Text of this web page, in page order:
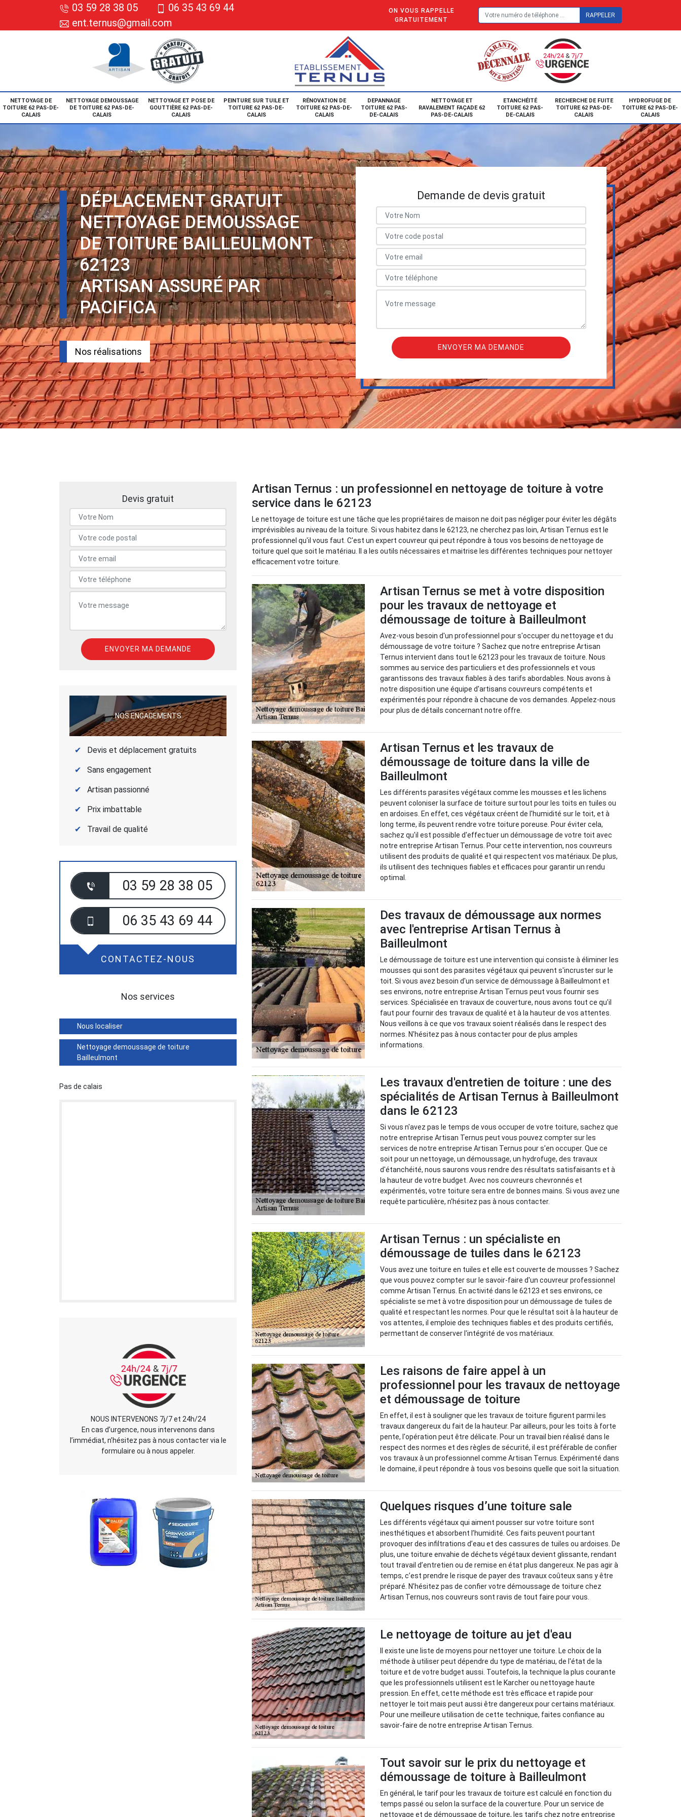
03 59 28 38 05
06 35 43 69 44
ent.ternus@gmail.com
ON VOUS RAPPELLE
GRATUITEMENT
NETTOYAGE DE
TOITURE 62 PAS-DE-
CALAIS
NETTOYAGE DEMOUSSAGE
DE TOITURE 62 PAS-DE-
CALAIS
NETTOYAGE ET POSE DE
GOUTTIÈRE 62 PAS-DE-
CALAIS
PEINTURE SUR TUILE ET
TOITURE 62 PAS-DE-
CALAIS
RÉNOVATION DE
TOITURE 62 PAS-DE-
CALAIS
DEPANNAGE
TOITURE 62 PAS-
DE-CALAIS
NETTOYAGE ET
RAVALEMENT FAÇADE 62
PAS-DE-CALAIS
ETANCHÉITÉ
TOITURE 62 PAS-
DE-CALAIS
RECHERCHE DE FUITE
TOITURE 62 PAS-DE-
CALAIS
HYDROFUGE DE
TOITURE 62 PAS-DE-
CALAIS
DÉPLACEMENT GRATUIT
NETTOYAGE DEMOUSSAGE
DE TOITURE BAILLEULMONT
62123
ARTISAN ASSURÉ PAR
PACIFICA
Nos réalisations
Demande de devis gratuit
Devis gratuit
NOS ENGAGEMENTS
Devis et déplacement gratuits
Sans engagement
Artisan passionné
Prix imbattable
Travail de qualité
03 59 28 38 05
06 35 43 69 44
CONTACTEZ-NOUS
Nos services
Nous localiser
Nettoyage demoussage de toiture
Bailleulmont
Pas de calais
NOUS INTERVENONS 7j/7 et 24h/24
En cas d’urgence, nous intervenons dans
l’immédiat, n’hésitez pas à nous contacter via le
formulaire ou à nous appeler.
Artisan Ternus : un professionnel en nettoyage de toiture à votre
service dans le 62123
Le nettoyage de toiture est une tâche que les propriétaires de maison ne doit pas négliger pour éviter les dégâts
imprévisibles au niveau de la toiture. Si vous habitez dans le 62123, ne cherchez pas loin, Artisan Ternus est le
professionnel qu'il vous faut. C'est un expert couvreur qui peut répondre à tous vos besoins de nettoyage de
toiture quel que soit le matériau. Il a les outils nécessaires et maitrise les différentes techniques pour nettoyer
efficacement votre toiture.
Artisan Ternus se met à votre disposition
pour les travaux de nettoyage et
démoussage de toiture à Bailleulmont
Avez-vous besoin d'un professionnel pour s'occuper du nettoyage et du
démoussage de votre toiture ? Sachez que notre entreprise Artisan
Ternus intervient dans tout le 62123 pour les travaux de toiture. Nous
sommes au service des particuliers et des professionnels et vous
garantissons des travaux fiables à des tarifs abordables. Nous avons à
notre disposition une équipe d'artisans couvreurs compétents et
expérimentés pour répondre à chacune de vos demandes. Appelez-nous
pour plus de détails concernant notre offre.
Artisan Ternus et les travaux de
démoussage de toiture dans la ville de
Bailleulmont
Les différents parasites végétaux comme les mousses et les lichens
peuvent coloniser la surface de toiture surtout pour les toits en tuiles ou
en ardoises. En effet, ces végétaux créent de l'humidité sur le toit, et à
long terme, ils peuvent rendre votre toiture poreuse. Pour éviter cela,
sachez qu'il est possible d'effectuer un démoussage de votre toit avec
notre entreprise Artisan Ternus. Pour cette intervention, nos couvreurs
utilisent des produits de qualité et qui respectent vos matériaux. De plus,
ils utilisent des techniques fiables et efficaces pour garantir un rendu
optimal.
Des travaux de démoussage aux normes
avec l'entreprise Artisan Ternus à
Bailleulmont
Le démoussage de toiture est une intervention qui consiste à éliminer les
mousses qui sont des parasites végétaux qui peuvent s'incruster sur le
toit. Si vous avez besoin d'un service de démoussage à Bailleulmont et
ses environs, notre entreprise Artisan Ternus peut vous fournir ses
services. Spécialisée en travaux de couverture, nous avons tout ce qu'il
faut pour fournir des travaux de qualité et à la hauteur de vos attentes.
Nous veillons à ce que vos travaux soient réalisés dans le respect des
normes. N'hésitez pas à nous contacter pour de plus amples
informations.
Les travaux d'entretien de toiture : une des
spécialités de Artisan Ternus à Bailleulmont
dans le 62123
Si vous n'avez pas le temps de vous occuper de votre toiture, sachez que
notre entreprise Artisan Ternus peut vous pouvez compter sur les
services de notre entreprise Artisan Ternus pour s'en occuper. Que ce
soit pour un nettoyage, un démoussage, un hydrofuge, des travaux
d'étanchéité, nous saurons vous rendre des résultats satisfaisants et à
la hauteur de votre budget. Avec nos couvreurs chevronnés et
expérimentés, votre toiture sera entre de bonnes mains. Si vous avez une
requête particulière, n'hésitez pas à nous contacter.
Artisan Ternus : un spécialiste en
démoussage de tuiles dans le 62123
Vous avez une toiture en tuiles et elle est couverte de mousses ? Sachez
que vous pouvez compter sur le savoir-faire d'un couvreur professionnel
comme Artisan Ternus. En activité dans le 62123 et ses environs, ce
spécialiste se met à votre disposition pour un démoussage de tuiles de
qualité et respectant les normes. Pour que le résultat soit à la hauteur de
vos attentes, il emploie des techniques fiables et des produits certifiés,
permettant de conserver l'intégrité de vos matériaux.
Les raisons de faire appel à un
professionnel pour les travaux de nettoyage
et démoussage de toiture
En effet, il est à souligner que les travaux de toiture figurent parmi les
travaux dangereux du fait de la hauteur. Par ailleurs, pour les toits à forte
pente, l'opération peut être délicate. Pour un travail bien réalisé dans le
respect des normes et des règles de sécurité, il est préférable de confier
vos travaux à un professionnel comme Artisan Ternus. Expérimenté dans
le domaine, il peut répondre à tous vos besoins quelle que soit la situation.
Quelques risques d’une toiture sale
Les différents végétaux qui aiment pousser sur votre toiture sont
inesthétiques et absorbent l’humidité. Ces faits peuvent pourtant
provoquer des infiltrations d’eau et des cassures de tuiles ou ardoises. De
plus, une toiture envahie de déchets végétaux devient glissante, rendant
tout travail d’entretien ou de remise en état plus dangereux. Ne pas agir à
temps, c’est prendre le risque de payer des travaux coûteux sans y être
préparé. N’hésitez pas de confier votre démoussage de toiture chez
Artisan Ternus, nos couvreurs sont ravis de tout faire pour vous.
Le nettoyage de toiture au jet d'eau
Il existe une liste de moyens pour nettoyer une toiture. Le choix de la
méthode à utiliser peut dépendre du type de matériau, de l'état de la
toiture et de votre budget aussi. Toutefois, la technique la plus courante
que les professionnels utilisent est le Karcher ou nettoyage haute
pression. En effet, cette méthode est très efficace et rapide pour
nettoyer le toit mais peut aussi être dangereux pour certains matériaux.
Pour une meilleure utilisation de cette technique, faites confiance au
savoir-faire de notre entreprise Artisan Ternus.
Tout savoir sur le prix du nettoyage et
démoussage de toiture à Bailleulmont
En général, le tarif pour les travaux de toiture est calculé en fonction du
temps passé ou selon la surface de la couverture. Pour un service de
nettoyage et de démoussage de toiture, les tarifs chez notre entreprise